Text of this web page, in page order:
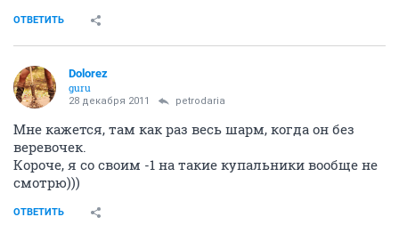
ОТВЕТИТЬ
Dolorez
guru
28 декабря 2011 petrodaria
Мне кажется, там как раз весь шарм, когда он без
веревочек.
Короче, я со своим -1 на такие купальники вообще не
смотрю)))
ОТВЕТИТЬ